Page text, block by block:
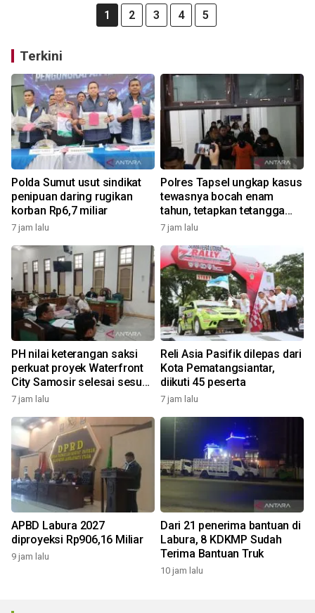
1 2 3 4 5
Terkini
Polda Sumut usut sindikat
penipuan daring rugikan
korban Rp6,7 miliar
7 jam lalu
Polres Tapsel ungkap kasus
tewasnya bocah enam
tahun, tetapkan tetangga
korban sebagai tersangka
7 jam lalu
PH nilai keterangan saksi
perkuat proyek Waterfront
City Samosir selesai sesuai
adendum
7 jam lalu
Reli Asia Pasifik dilepas dari
Kota Pematangsiantar,
diikuti 45 peserta
7 jam lalu
APBD Labura 2027
diproyeksi Rp906,16 Miliar
9 jam lalu
Dari 21 penerima bantuan di
Labura, 8 KDKMP Sudah
Terima Bantuan Truk
10 jam lalu